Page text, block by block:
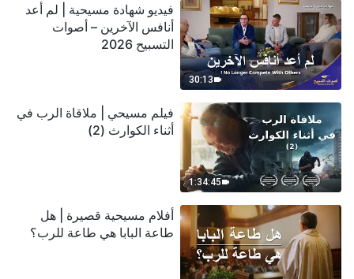
30:13
فيديو شهادة مسيحية | لم أعد
أنافس الآخرين – أصوات
التسبيح 2026
1:34:45
فيلم مسيحي | ملاقاة الرب في
أثناء الكوارث (2)
أفلام مسيحية قصيرة | هل
طاعة البابا هي طاعة للرب؟